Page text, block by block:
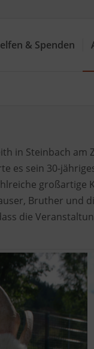
& Spenden
in Steinbach
es sein 30-
großartige
Bruther und
die